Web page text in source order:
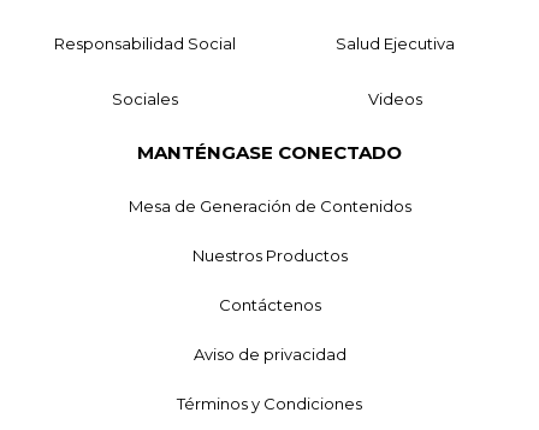
Responsabilidad Social Salud Ejecutiva
Sociales Videos
MANTÉNGASE CONECTADO
Mesa de Generación de Contenidos
Nuestros Productos
Contáctenos
Aviso de privacidad
Términos y Condiciones